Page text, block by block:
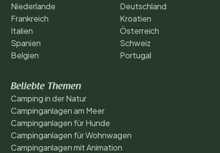
Niederlande
Frankreich
Italien
Spanien
Belgien
Deutschland
Kroatien
Österreich
Schweiz
Portugal
Beliebte Themen
Camping in der Natur
Campinganlagen am Meer
Campinganlagen für Hunde
Campinganlagen für Wohnwagen
Campinganlagen mit Animation